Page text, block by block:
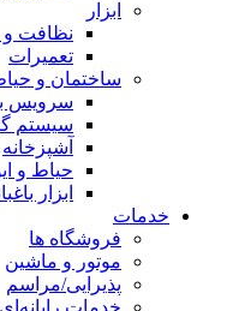
نظافت و خیاطی و
تعمیرات
ساختمان و حیاط
سرویس بهداشتی
سیستم گرمایشی
آشپزخانه
حیاط و ایوان
ابزار باغبانی
فروشگاه ها
موتور و ماشین
پذیرایی/مراسم